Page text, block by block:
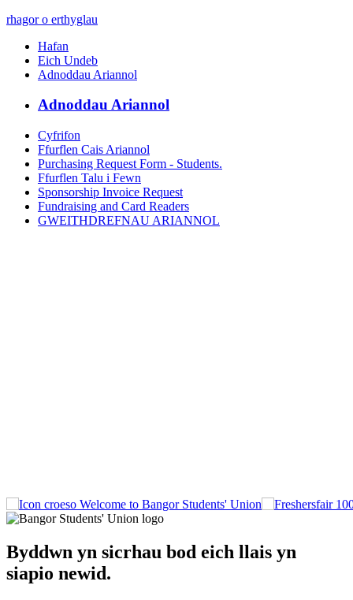
rhagor o erthyglau
Hafan
Eich Undeb
Adnoddau Ariannol
Adnoddau Ariannol
Cyfrifon
Ffurflen Cais Ariannol
Purchasing Request Form - Students.
Ffurflen Talu i Fewn
Sponsorship Invoice Request
Fundraising and Card Readers
GWEITHDREFNAU ARIANNOL
Welcome to Bangor Students' Union
Byddwn yn sicrhau bod eich llais yn
siapio newid.